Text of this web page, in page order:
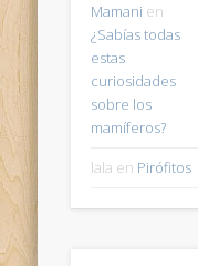
Mamani en
¿Sabías todas
estas
curiosidades
sobre los
mamíferos?
lala en Pirófitos